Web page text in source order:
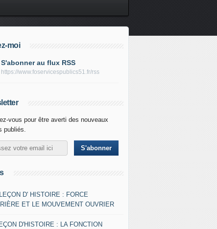
moi
S'abonner au flux RSS
https://www.foservicespublics51.fr/rss
vous pour être averti des nouveaux
publiés.
D' HISTOIRE : FORCE
ET LE MOUVEMENT OUVRIER
D'HISTOIRE : LA FONCTION